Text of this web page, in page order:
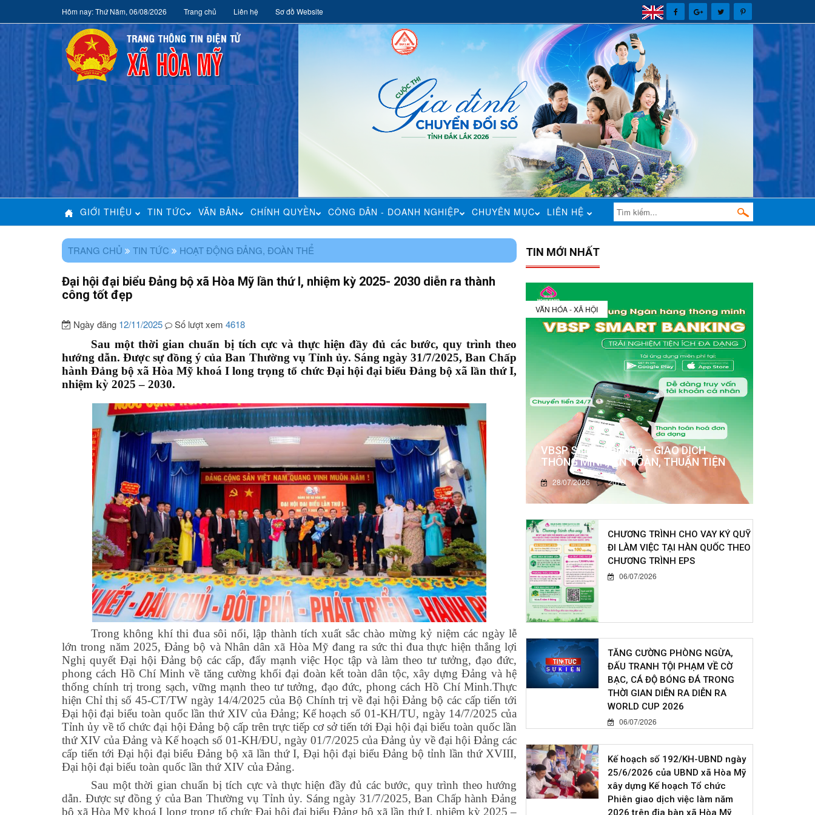
Hôm nay: Thứ Năm, 06/08/2026 Trang chủ Liên hệ Sơ đồ Website
GIỚI THIỆU TIN TỨC VĂN BẢN CHÍNH QUYỀN CÔNG DÂN - DOANH NGHIỆP CHUYÊN MỤC LIÊN HỆ
TRANG CHỦ TIN TỨC HOẠT ĐỘNG ĐẢNG, ĐOÀN THỂ
Đại hội đại biểu Đảng bộ xã Hòa Mỹ lần thứ I, nhiệm kỳ 2025- 2030 diễn ra thành
công tốt đẹp
Ngày đăng 12/11/2025 Số lượt xem 4618
Sau một thời gian chuẩn bị tích cực và thực hiện đầy đủ các bước, quy trình theo
hướng dẫn. Được sự đồng ý của Ban Thường vụ Tỉnh ủy. Sáng ngày 31/7/2025, Ban Chấp
hành Đảng bộ xã Hòa Mỹ khoá I long trọng tổ chức Đại hội đại biểu Đảng bộ xã lần thứ I,
nhiệm kỳ 2025 – 2030.
Trong không khí thi đua sôi nổi, lập thành tích xuất sắc chào mừng kỷ niệm các ngày lễ
lớn trong năm 2025, Đảng bộ và Nhân dân xã Hòa Mỹ đang ra sức thi đua thực hiện thắng lợi
Nghị quyết Đại hội Đảng bộ các cấp, đẩy mạnh việc Học tập và làm theo tư tưởng, đạo đức,
phong cách Hồ Chí Minh về tăng cường khối đại đoàn kết toàn dân tộc, xây dựng Đảng và hệ
thống chính trị trong sạch, vững mạnh theo tư tưởng, đạo đức, phong cách Hồ Chí Minh.Thực
hiện Chỉ thị số 45-CT/TW ngày 14/4/2025 của Bộ Chính trị về đại hội Đảng bộ các cấp tiến tới
Đại hội đại biểu toàn quốc lần thứ XIV của Đảng; Kế hoạch số 01-KH/TU, ngày 14/7/2025 của
Tỉnh ủy về tổ chức đại hội Đảng bộ cấp trên trực tiếp cơ sở tiến tới Đại hội đại biểu toàn quốc lần
thứ XIV của Đảng và Kế hoạch số 01-KH/ĐU, ngày 01/7/2025 của Đảng ủy về đại hội Đảng các
cấp tiến tới Đại hội đại biểu Đảng bộ xã lần thứ I, Đại hội đại biểu Đảng bộ tỉnh lần thứ XVIII,
Đại hội đại biểu toàn quốc lần thứ XIV của Đảng.
Sau một thời gian chuẩn bị tích cực và thực hiện đầy đủ các bước, quy trình theo hướng
dẫn. Được sự đồng ý của Ban Thường vụ Tỉnh ủy. Sáng ngày 31/7/2025, Ban Chấp hành Đảng
bộ xã Hòa Mỹ khoá I long trọng tổ chức Đại hội đại biểu Đảng bộ xã lần thứ I, nhiệm kỳ 2025 –
TIN MỚI NHẤT
VĂN HÓA - XÃ HỘI
VBSP Smart Banking – GIAO DỊCH
THÔNG MINH, AN TOÀN, THUẬN TIỆN
28/07/2026 2070
CHƯƠNG TRÌNH CHO VAY KÝ QUỸ
ĐI LÀM VIỆC TẠI HÀN QUỐC THEO
CHƯƠNG TRÌNH EPS
06/07/2026
TĂNG CƯỜNG PHÒNG NGỪA,
ĐẤU TRANH TỘI PHẠM VỀ CỜ
BẠC, CÁ ĐỘ BÓNG ĐÁ TRONG
THỜI GIAN DIỄN RA DIỄN RA
WORLD CUP 2026
06/07/2026
Kế hoạch số 192/KH-UBND ngày
25/6/2026 của UBND xã Hòa Mỹ
xây dựng Kế hoạch Tổ chức
Phiên giao dịch việc làm năm
2026 trên địa bàn xã Hòa Mỹ